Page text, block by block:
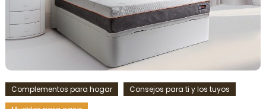
Complementos para hogar
Consejos para ti y los tuyos